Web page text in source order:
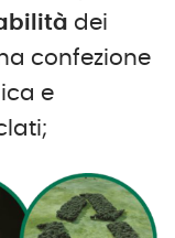
dei
confezione
e